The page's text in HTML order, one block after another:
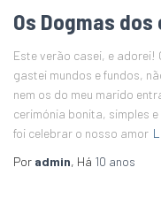
Os Dogmas
Este verão casei, e adorei!
gastei mundos e fundos,
nem os do meu marido
cerimónia bonita, simples
foi celebrar o nosso amor
Por admin, Há 10 anos